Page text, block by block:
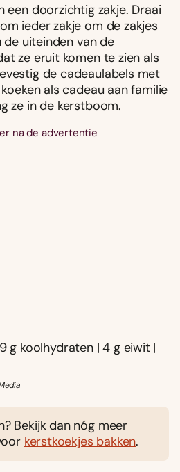
een doorzichtig zakje. Draai
ieder zakje om de zakjes
uiteinden van de
ze eruit komen te zien als
de cadeaulabels met
als cadeau aan familie
ze in de kerstboom.
na de advertentie
g koolhydraten | 4 g eiwit |
Bekijk dan nóg meer
kerstkoekjes bakken.